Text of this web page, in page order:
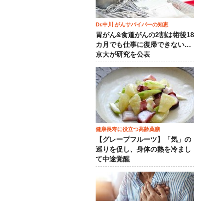
Dr.中川 がんサバイバーの知恵
胃がん&食道がんの2割は術後18
カ月でも仕事に復帰できない…
京大が研究を公表
健康長寿に役立つ高齢薬膳
【グレープフルーツ】「気」の
巡りを促し、身体の熱を冷まし
て中途覚醒